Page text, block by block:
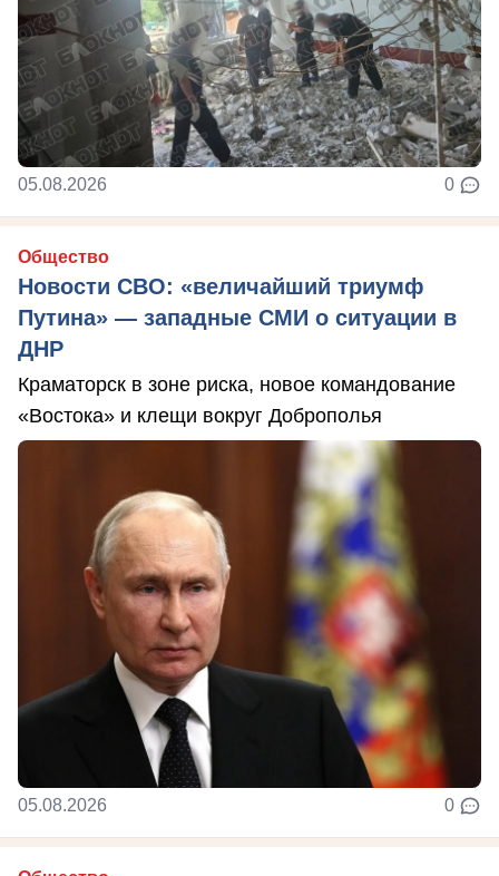
05.08.2026 0
Общество
Новости СВО: «величайший триумф
Путина» — западные СМИ о ситуации в
ДНР
Краматорск в зоне риска, новое командование
«Востока» и клещи вокруг Доброполья
05.08.2026 0